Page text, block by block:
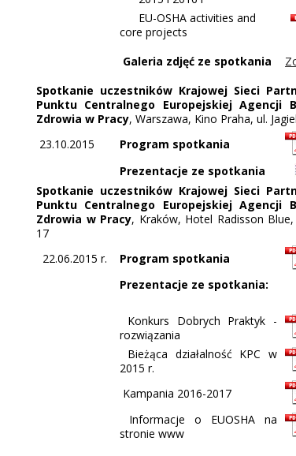
EU-OSHA activities and
core projects
Galeria zdjęć ze spotkania
Spotkanie uczestników Krajowej Sieci
Punktu Centralnego Europejskiej Agencji
Zdrowia w Pracy, Warszawa, Kino Praha, ul.
23.10.2015
Program spotkania
Prezentacje ze spotkania
Spotkanie uczestników Krajowej Sieci
Punktu Centralnego Europejskiej Agencji
Zdrowia w Pracy, Kraków, Hotel Radisson
17
22.06.2015 r.
Program spotkania
Prezentacje ze spotkania:
Konkurs Dobrych Praktyk -
rozwiązania
Bieżąca działalność KPC w
2015 r.
Kampania 2016-2017
Informacje o EUOSHA na
stronie www